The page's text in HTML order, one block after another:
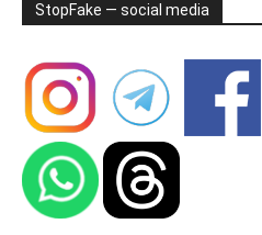
StopFake — social media